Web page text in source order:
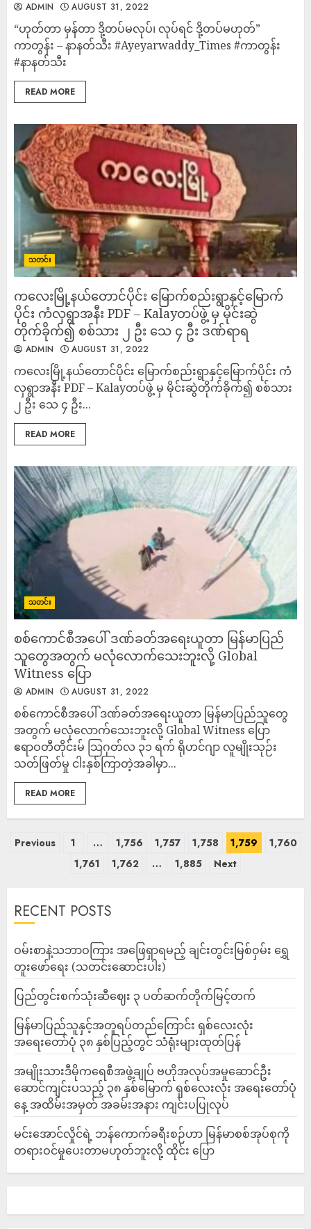
ADMIN AUGUST 31, 2022
“ဟုတ်တာ မှန်တာ ဒို့တပ်မလုပ်၊ လုပ်ရင် ဒို့တပ်မဟုတ်”
ကာတွန်း – နာနတ်သီး #Ayeyarwaddy_Times #ကာတွန်း
#နာနတ်သီး
READ MORE
သတင်း
ကလေးမြို့နယ်တောင်ပိုင်း မြောက်စည်းရွာနှင့်မြောက်
ပိုင်း ကံလှရွာအနီး PDF – Kalayတပ်ဖွဲ့ မှ မိုင်းဆွဲ
တိုက်ခိုက်၍ စစ်သား ၂ ဦး သေ ၄ ဦး ဒဏ်ရာရ
ADMIN AUGUST 31, 2022
ကလေးမြို့နယ်တောင်ပိုင်း မြောက်စည်းရွာနှင့်မြောက်ပိုင်း ကံ
လှရွာအနီး PDF – Kalayတပ်ဖွဲ့ မှ မိုင်းဆွဲတိုက်ခိုက်၍ စစ်သား
၂ ဦး သေ ၄ ဦး...
READ MORE
သတင်း
စစ်ကောင်စီအပေါ် ဒဏ်ခတ်အရေးယူတာ မြန်မာပြည်
သူတွေအတွက် မလုံလောက်သေးဘူးလို့ Global
Witness ပြော
ADMIN AUGUST 31, 2022
စစ်ကောင်စီအပေါ် ဒဏ်ခတ်အရေးယူတာ မြန်မာပြည်သူတွေ
အတွက် မလုံလောက်သေးဘူးလို့ Global Witness ပြော
ဧရာဝတီတိုင်းမ် သြဂုတ်လ ၃၁ ရက် ရိုဟင်ဂျာ လူမျိုးသုဉ်း
သတ်ဖြတ်မှု ငါးနှစ်ကြာတဲ့အခါမှာ...
READ MORE
Previous 1 … 1,756 1,757 1,758 1,759
1,760
1,761
1,762 … 1,885 Next
RECENT POSTS
ဝမ်းစာနဲ့သဘာဝကြား အဖြေရှာရမည့် ချင်းတွင်းမြစ်ဝှမ်း ရွှေ
တူးဖော်ရေး (သတင်းဆောင်းပါး)
ပြည်တွင်းစက်သုံးဆီဈေး ၃ ပတ်ဆက်တိုက်မြင့်တက်
မြန်မာပြည်သူနှင့်အတူရပ်တည်ကြောင်း ရှစ်လေးလုံး
အရေးတော်ပုံ ၃၈ နှစ်ပြည့်တွင် သံရုံးများထုတ်ပြန်
အမျိုးသားဒီမိုကရေစီအဖွဲ့ချုပ် ဗဟိုအလုပ်အမှုဆောင်ဦး
ဆောင်ကျင်းပသည့် ၃၈ နှစ်မြောက် ရှစ်လေးလုံး အရေးတော်ပုံ
နေ့ အထိမ်းအမှတ် အခမ်းအနား ကျင်းပပြုလုပ်
မင်းအောင်လှိုင်ရဲ့ ဘန်ကောက်ခရီးစဉ်ဟာ မြန်မာစစ်အုပ်စုကို
တရားဝင်မှုပေးတာမဟုတ်ဘူးလို့ ထိုင်း ပြော